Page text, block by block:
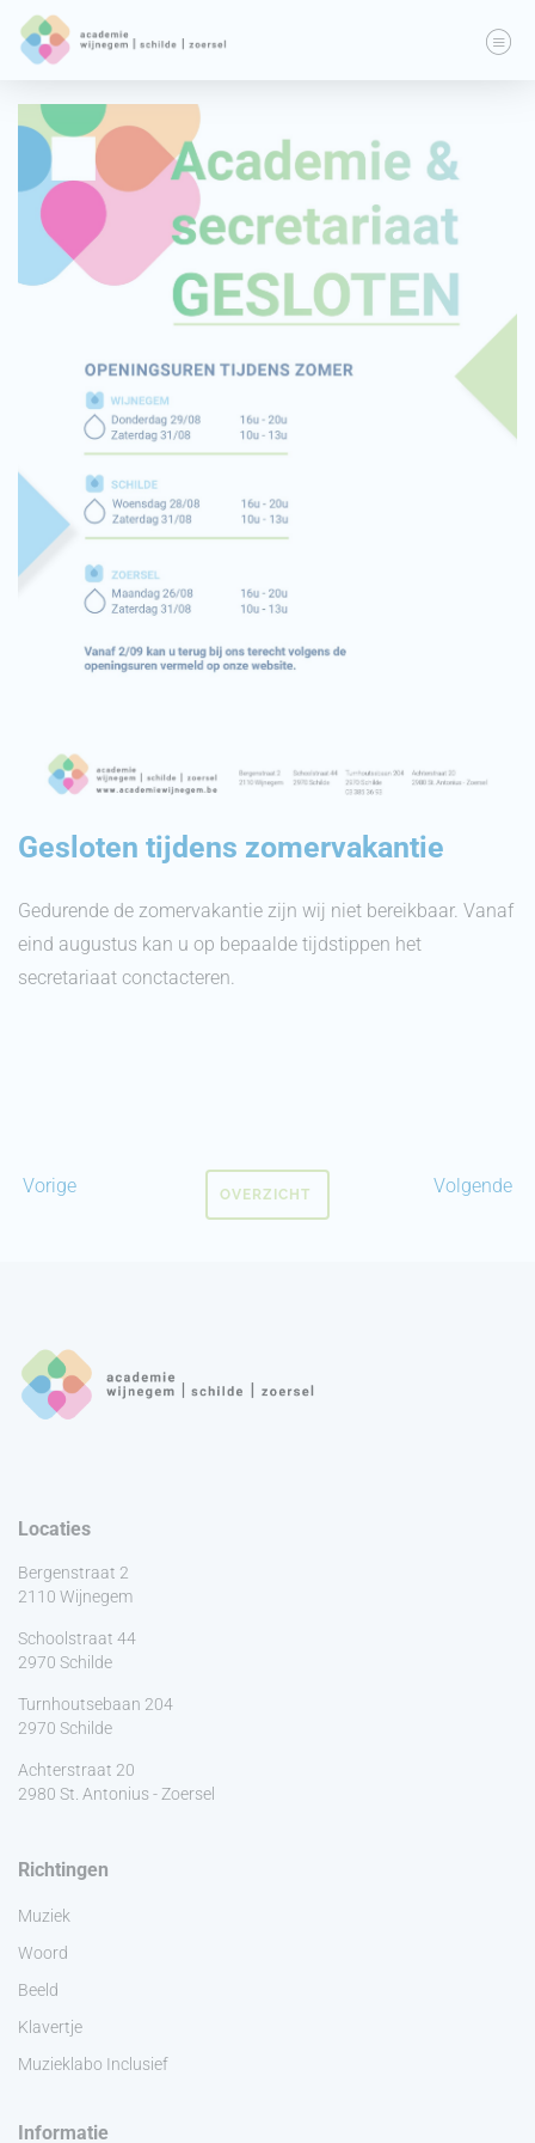
Gesloten tijdens zomervakantie
Gedurende de zomervakantie zijn wij niet bereikbaar. Vanaf
eind augustus kan u op bepaalde tijdstippen het
secretariaat conctacteren.
Vorige Volgende
OVERZICHT
Locaties
Bergenstraat 2
2110 Wijnegem
Schoolstraat 44
2970 Schilde
Turnhoutsebaan 204
2970 Schilde
Achterstraat 20
2980 St. Antonius - Zoersel
Richtingen
Muziek
Woord
Beeld
Klavertje
Muzieklabo Inclusief
Informatie